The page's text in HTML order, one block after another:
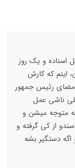
اسناده و یک روز
که کارش
رئیس جمهور
ناشی عمل
متوجه میشن و
از کی گرفته و
اگه دستگیر بشه